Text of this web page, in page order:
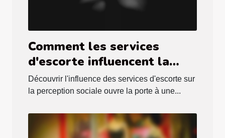
Comment les services
d'escorte influencent la
perception sociale ?
Découvrir l'influence des services d'escorte sur
la perception sociale ouvre la porte à une...